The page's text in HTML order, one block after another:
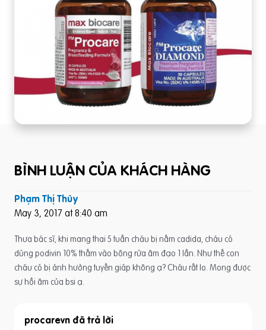
BÌNH LUẬN CỦA KHÁCH HÀNG
Phạm Thị Thùy
May 3, 2017 at 8:40 am
Thưa bác sĩ, khi mang thai 5 tuần cháu bị nấm cadida, cháu có
dùng podivin 10% thấm vào bông rửa âm đạo 1 lần. Như thế con
cháu có bị ảnh hưởng tuyến giáp không ạ? Cháu rất lo. Mong được
sự hồi âm của bsi ạ.
procarevn